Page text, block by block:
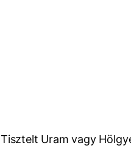
Tisztelt Uram vagy